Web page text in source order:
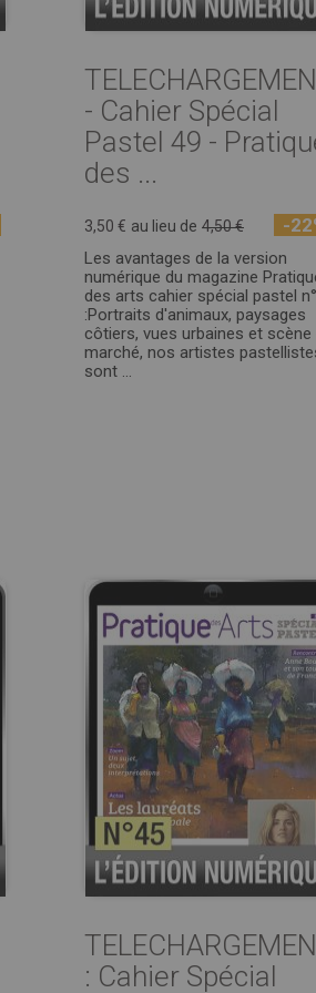
- Cahier Spécial
Pastel 49 -
des ...
3,50 € au lieu de 4,50 € -
Les avantages de la version
numérique du magazine
des arts cahier spécial pastel
:Portraits d'animaux, paysages
côtiers, vues urbaines et scène
marché, nos artistes
sont ...
: Cahier Spécial